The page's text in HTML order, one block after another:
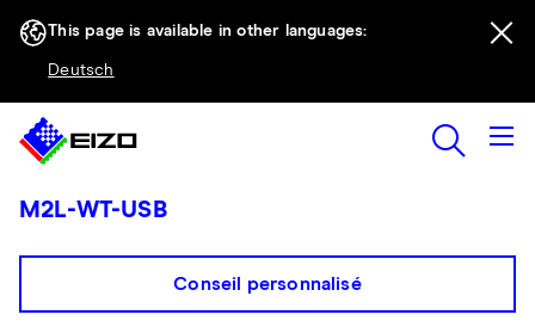
This page is available in other languages:
Deutsch
M2L-WT-USB
Conseil personnalisé